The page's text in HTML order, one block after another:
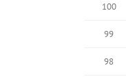
100
99
98